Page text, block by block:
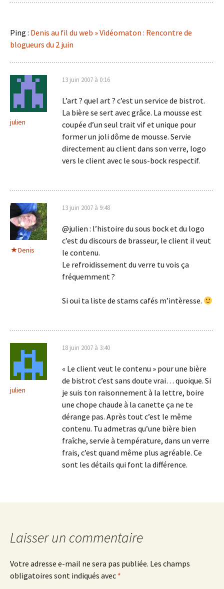
Ping : Denis au fil du web » Vidéomaton : Rencontre de
blogueurs du 2 juin
julien
13 juin 2007 à 0:16
L’art ? quel art ? c’est un service de bistrot.
La bière se sert avec grâce. La mousse est
coupée d’un seul trait vif et unique pour
former un joli dôme de mousse. Servie
directement au client dans son verre, logo
vers le client avec le sous-bock respectif.
Denis
13 juin 2007 à 9:48
@julien : l’histoire du sous bock et du logo
c’est du discours de brasseur, le client il veut
le contenu.
Le refroidissement du verre tu vois ça
fréquemment ?
Si oui ta liste de stams cafés m’intèresse.
julien
18 juin 2007 à 3:40
« Le client veut le contenu » pour une bière
de bistrot c’est sans doute vrai… quoique. Si
je suis ton raisonnement à la lettre, boire
une chope chaude à la canette ça ne te
dérange pas. Après tout c’est le même
contenu. Tu admetras qu’une bière bien
fraîche, servie à température, dans un verre
frais, c’est quand même plus agréable. Ce
sont les détails qui font la différence.
Laisser un commentaire
Votre adresse e-mail ne sera pas publiée. Les champs
obligatoires sont indiqués avec *